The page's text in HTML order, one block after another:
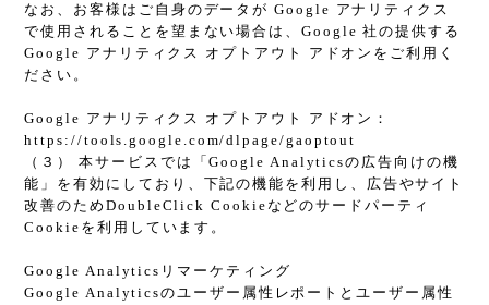
なお、お客様はご自身のデータが Google アナリティクス
で使用されることを望まない場合は、Google 社の提供する
Google アナリティクス オプトアウト アドオンをご利用く
ださい。
Google アナリティクス オプトアウト アドオン：
https://tools.google.com/dlpage/gaoptout
（３） 本サービスでは「Google Analyticsの広告向けの機
能」を有効にしており、下記の機能を利用し、広告やサイト
改善のためDoubleClick Cookieなどのサードパーティ
Cookieを利用しています。
Google Analyticsリマーケティング
Google Analyticsのユーザー属性レポートとユーザー属性